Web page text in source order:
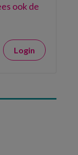
ook de
Login